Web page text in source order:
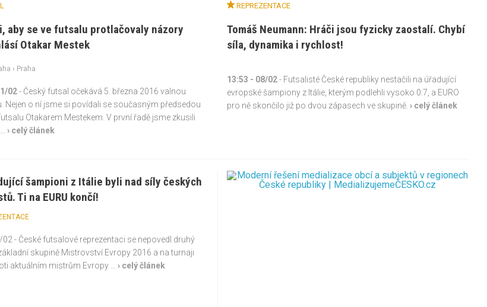
aby se ve futsalu protlačovaly názory
Otakar Mestek
› Praha
02- Český futsal očekává 5. března 2016 valnou
Nejen o ní jsme si povídali se současným předsedou
Otakarem Mestekem. V první řadě jsme zkusili
› celý článek
REPREZENTACE
Tomáš Neumann: Hráči jsou fyzicky zaostalí. Chybí
síla, dynamika i rychlost!
13:53 - 08/02- Futsalisté České republiky nestačili na úřadující
evropské šampiony z Itálie, kterým podlehli vysoko 0:7, a EURO
pro ně skončilo již po dvou zápasech ve skupině. › celý článek
šampioni z Itálie byli nad síly českých
Ti na EURU končí!
- České futsalové reprezentaci se nepovedl druhý
skupině Mistrovství Evropy 2016 a na turnaji
aktuálním mistrům Evropy ... › celý článek